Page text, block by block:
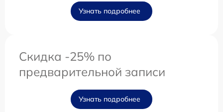
Узнать подробнее
Скидка -25% по
предварительной записи
Узнать подробнее